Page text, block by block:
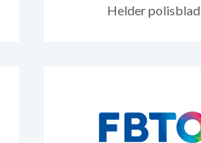
Helder polisblad